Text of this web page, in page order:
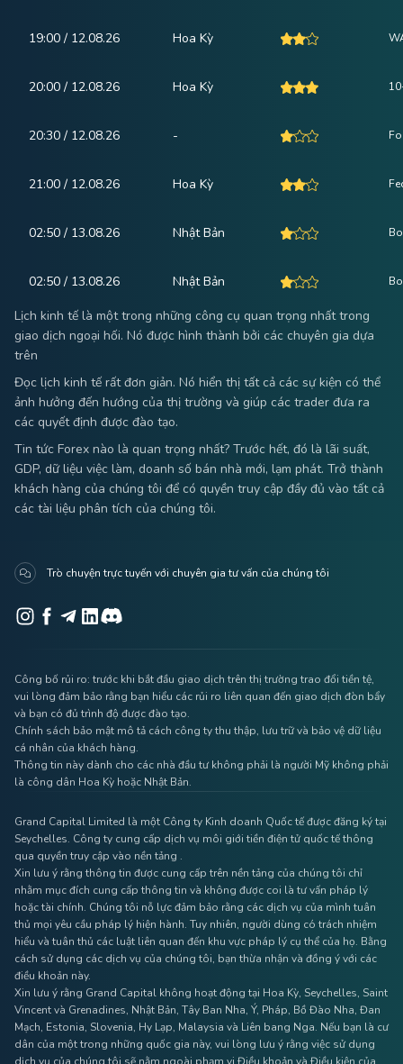
19:00 / 12.08.26 Hoa Kỳ
20:00 / 12.08.26 Hoa Kỳ
20:30 / 12.08.26 -
21:00 / 12.08.26 Hoa Kỳ
02:50 / 13.08.26 Nhật Bản
02:50 / 13.08.26 Nhật Bản
Lịch kinh tế là một trong những công cụ quan trọng nhất trong
giao dịch ngoại hối. Nó được hình thành bởi các chuyên gia dựa
trên
Đọc lịch kinh tế rất đơn giản. Nó hiển thị tất cả các sự kiện có thể
ảnh hưởng đến hướng của thị trường và giúp các trader đưa ra
các quyết định được đào tạo.
Tin tức Forex nào là quan trọng nhất? Trước hết, đó là lãi suất,
GDP, dữ liệu việc làm, doanh số bán nhà mới, lạm phát. Trở thành
khách hàng của chúng tôi để có quyền truy cập đầy đủ vào tất cả
các tài liệu phân tích của chúng tôi.
Trò chuyện trực tuyến với chuyên gia tư vấn của chúng tôi
Công bố rủi ro: trước khi bắt đầu giao dịch trên thị trường trao đổi tiền tệ,
vui lòng đảm bảo rằng bạn hiểu các rủi ro liên quan đến giao dịch đòn bẩy
và bạn có đủ trình độ được đào tạo.
Chính sách bảo mật mô tả cách công ty thu thập, lưu trữ và bảo vệ dữ liệu
cá nhân của khách hàng.
Thông tin này dành cho các nhà đầu tư không phải là người Mỹ không phải
là công dân Hoa Kỳ hoặc Nhật Bản.
Grand Capital Limited là một Công ty Kinh doanh Quốc tế được đăng ký tại
Seychelles. Công ty cung cấp dịch vụ môi giới tiền điện tử quốc tế thông
qua quyền truy cập vào nền tảng .
Xin lưu ý rằng thông tin được cung cấp trên nền tảng của chúng tôi chỉ
nhằm mục đích cung cấp thông tin và không được coi là tư vấn pháp lý
hoặc tài chính. Chúng tôi nỗ lực đảm bảo rằng các dịch vụ của mình tuân
thủ mọi yêu cầu pháp lý hiện hành. Tuy nhiên, người dùng có trách nhiệm
hiểu và tuân thủ các luật liên quan đến khu vực pháp lý cụ thể của họ. Bằng
cách sử dụng các dịch vụ của chúng tôi, bạn thừa nhận và đồng ý với các
điều khoản này.
Xin lưu ý rằng Grand Capital không hoạt động tại Hoa Kỳ, Seychelles, Saint
Vincent và Grenadines, Nhật Bản, Tây Ban Nha, Ý, Pháp, Bồ Đào Nha, Đan
Mạch, Estonia, Slovenia, Hy Lạp, Malaysia và Liên bang Nga. Nếu bạn là cư
dân của một trong những quốc gia này, vui lòng lưu ý rằng việc sử dụng